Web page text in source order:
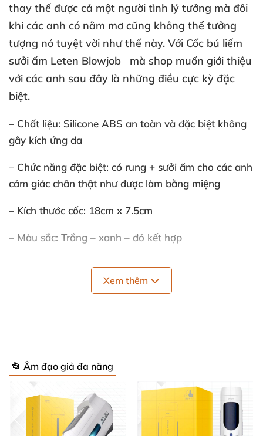
thay thế được cả một người tình lý tưởng mà đôi
khi các anh có nằm mơ cũng không thể tưởng
tượng nó tuyệt vời như thế này. Với Cốc bú liếm
sưởi ấm Leten Blowjob
mà shop muốn giới thiệu
với các anh sau đây là những điều cực kỳ đặc
biệt.
– Chất liệu: Silicone ABS an toàn và đặc biệt không
gây kích ứng da
– Chức năng đặc biệt: có rung + sưởi ấm cho các anh
cảm giác chân thật nhưđược làm bằng miệng
– Kích thước cốc: 18cm x 7.5cm
– Màu sắc: Trắng – xanh – đỏ kết hợp
– Thương hiệu: Leten
Gia tăng khoái cảm tự sướng cho chàng
còn bó khít nhưmọi khi
của miệng cốc âm đạo giả .
Với thiết kế bành rộng phần lối vào
nhưng lại hẹp
dần ở phần cuối nên khi “cậu nhỏ’ càng tiến sâu
thì
Xem thêm
📂 Âm đạo giả đa năng